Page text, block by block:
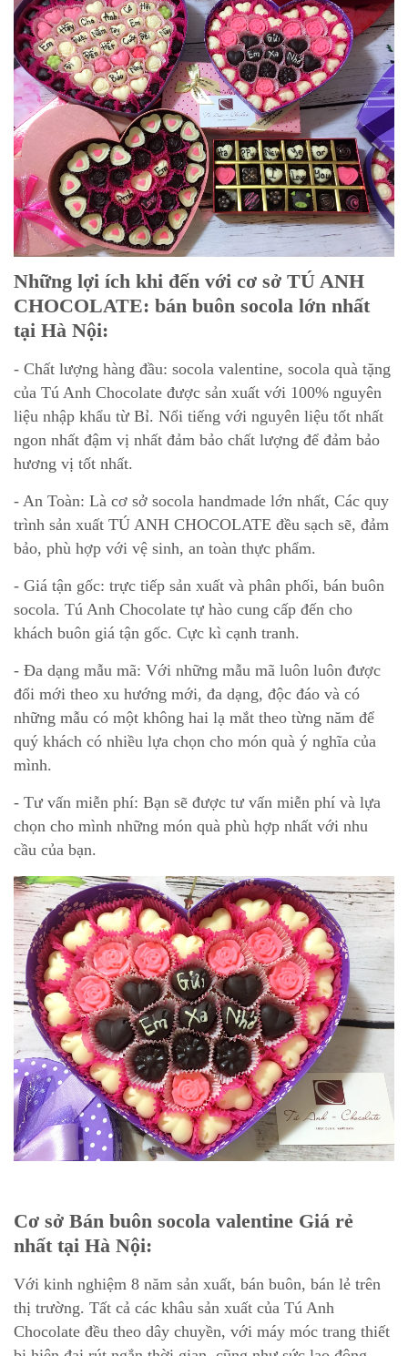
Những lợi ích khi đến với cơ sở TÚ ANH
CHOCOLATE: bán buôn socola lớn nhất
tại Hà Nội:
- Chất lượng hàng đầu: socola valentine, socola quà tặng
của Tú Anh Chocolate được sản xuất với 100% nguyên
liệu nhập khẩu từ Bỉ. Nổi tiếng với nguyên liệu tốt nhất
ngon nhất đậm vị nhất đảm bảo chất lượng để đảm bảo
hương vị tốt nhất.
- An Toàn: Là cơ sở socola handmade lớn nhất, Các quy
trình sản xuất TÚ ANH CHOCOLATE đều sạch sẽ, đảm
bảo, phù hợp với vệ sinh, an toàn thực phẩm.
- Giá tận gốc: trực tiếp sản xuất và phân phối, bán buôn
socola. Tú Anh Chocolate tự hào cung cấp đến cho
khách buôn giá tận gốc. Cực kì cạnh tranh.
- Đa dạng mẫu mã: Với những mẫu mã luôn luôn được
đổi mới theo xu hướng mới, đa dạng, độc đáo và có
những mẫu có một không hai lạ mắt theo từng năm để
quý khách có nhiều lựa chọn cho món quà ý nghĩa của
mình.
- Tư vấn miễn phí: Bạn sẽ được tư vấn miễn phí và lựa
chọn cho mình những món quà phù hợp nhất với nhu
cầu của bạn.
Cơ sở Bán buôn socola valentine Giá rẻ
nhất tại Hà Nội:
Với kinh nghiệm 8 năm sản xuất, bán buôn, bán lẻ trên
thị trường. Tất cả các khâu sản xuất của Tú Anh
Chocolate đều theo dây chuyền, với máy móc trang thiết